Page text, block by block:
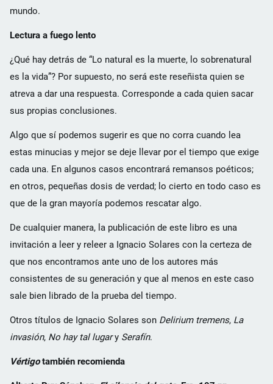
mundo.
Lectura a fuego lento
¿Qué hay detrás de “Lo natural es la muerte, lo sobrenatural
es la vida”? Por supuesto, no será este reseñista quien se
atreva a dar una respuesta. Corresponde a cada quien sacar
sus propias conclusiones.
Algo que sí podemos sugerir es que no corra cuando lea
estas minucias y mejor se deje llevar por el tiempo que exige
cada una. En algunos casos encontrará remansos poéticos;
en otros, pequeñas dosis de verdad; lo cierto en todo caso es
que de la gran mayoría podemos rescatar algo.
De cualquier manera, la publicación de este libro es una
invitación a leer y releer a Ignacio Solares con la certeza de
que nos encontramos ante uno de los autores más
consistentes de su generación y que al menos en este caso
sale bien librado de la prueba del tiempo.
Otros títulos de Ignacio Solares son Delirium tremens, La
invasión, No hay tal lugary Serafín.
Vértigotambién recomienda